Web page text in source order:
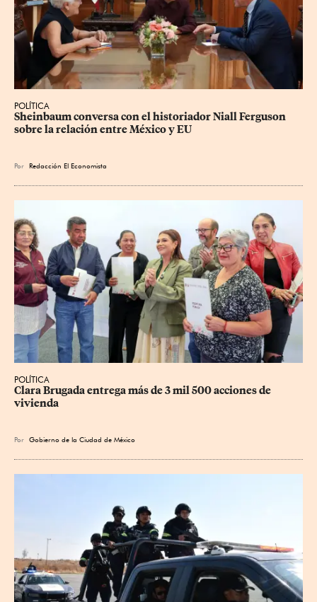
POLÍTICA
Sheinbaum conversa con el historiador Niall Ferguson
sobre la relación entre México y EU
Por Redacción El Economista
POLÍTICA
Clara Brugada entrega más de 3 mil 500 acciones de
vivienda
Por Gobierno de la Ciudad de México